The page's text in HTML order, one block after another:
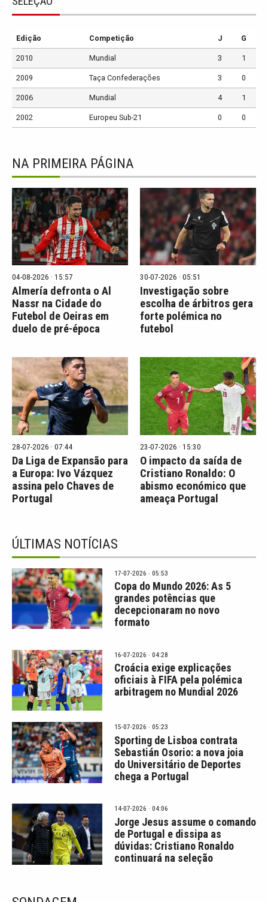
Edição Competição J G
2010 Mundial 3 1
2009 Taça Confederações 3 0
2006 Mundial 4 1
2002 Europeu Sub-21 0 0
NA PRIMEIRA PÁGINA
04-08-2026 · 15:57
Almería defronta o Al
Nassr na Cidade do
Futebol de Oeiras em
duelo de pré-época
30-07-2026 · 05:51
Investigação sobre
escolha de árbitros gera
forte polémica no
futebol
28-07-2026 · 07:44
Da Liga de Expansão para
a Europa: Ivo Vázquez
assina pelo Chaves de
Portugal
23-07-2026 · 15:30
O impacto da saída de
Cristiano Ronaldo: O
abismo económico que
ameaça Portugal
ÚLTIMAS NOTÍCIAS
17-07-2026 · 05:53
Copa do Mundo 2026: As 5
grandes potências que
decepcionaram no novo
formato
16-07-2026 · 04:28
Croácia exige explicações
oficiais à FIFA pela polémica
arbitragem no Mundial 2026
15-07-2026 · 05:23
Sporting de Lisboa contrata
Sebastián Osorio: a nova joia
do Universitário de Deportes
chega a Portugal
14-07-2026 · 04:06
Jorge Jesus assume o comando
de Portugal e dissipa as
dúvidas: Cristiano Ronaldo
continuará na seleção